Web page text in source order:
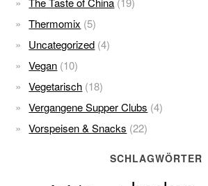
Thermomix (5)
Uncategorized (4)
Vegan (10)
Vegetarisch (18)
Vergangene Supper Clubs (4)
Vorspeisen & Snacks (22)
SCHLAGWÖRTER